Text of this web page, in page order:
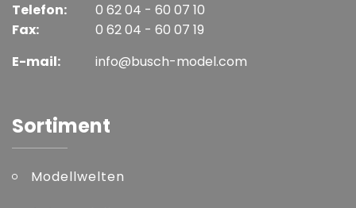
Telefon:
Fax:
0 62 04 - 60 07 10
0 62 04 - 60 07 19
E-mail:
info@busch-model.com
Sortiment
Modellwelten